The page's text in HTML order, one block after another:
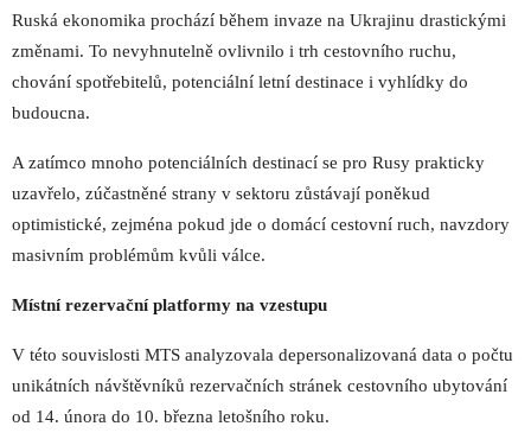
Ruská ekonomika prochází během invaze na Ukrajinu drastickými
změnami. To nevyhnutelně ovlivnilo i trh cestovního ruchu,
chování spotřebitelů, potenciální letní destinace i vyhlídky do
budoucna.
A zatímco mnoho potenciálních destinací se pro Rusy prakticky
uzavřelo, zúčastněné strany v sektoru zůstávají poněkud
optimistické, zejména pokud jde o domácí cestovní ruch, navzdory
masivním problémům kvůli válce.
Místní rezervační platformy na vzestupu
V této souvislosti MTS analyzovala depersonalizovaná data o počtu
unikátních návštěvníků rezervačních stránek cestovního ubytování
od 14. února do 10. března letošního roku.